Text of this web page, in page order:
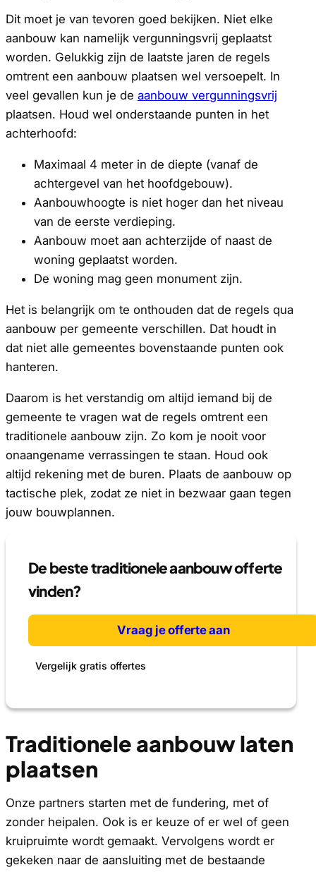
Dit moet je van tevoren goed bekijken. Niet elke
aanbouw kan namelijk vergunningsvrij geplaatst
worden. Gelukkig zijn de laatste jaren de regels
omtrent een aanbouw plaatsen wel versoepelt. In
veel gevallen kun je de aanbouw vergunningsvrij
plaatsen. Houd wel onderstaande punten in het
achterhoofd:
Maximaal 4 meter in de diepte (vanaf de
achtergevel van het hoofdgebouw).
Aanbouwhoogte is niet hoger dan het niveau
van de eerste verdieping.
Aanbouw moet aan achterzijde of naast de
woning geplaatst worden.
De woning mag geen monument zijn.
Het is belangrijk om te onthouden dat de regels qua
aanbouw per gemeente verschillen. Dat houdt in
dat niet alle gemeentes bovenstaande punten ook
hanteren.
Daarom is het verstandig om altijd iemand bij de
gemeente te vragen wat de regels omtrent een
traditionele aanbouw zijn. Zo kom je nooit voor
onaangename verrassingen te staan. Houd ook
altijd rekening met de buren. Plaats de aanbouw op
tactische plek, zodat ze niet in bezwaar gaan tegen
jouw bouwplannen.
De beste traditionele aanbouw offerte
vinden?
Vraag je offerte aan
Vergelijk gratis offertes
Traditionele aanbouw laten
plaatsen
Onze partners starten met de fundering, met of
zonder heipalen. Ook is er keuze of er wel of geen
kruipruimte wordt gemaakt. Vervolgens wordt er
gekeken naar de aansluiting met de bestaande